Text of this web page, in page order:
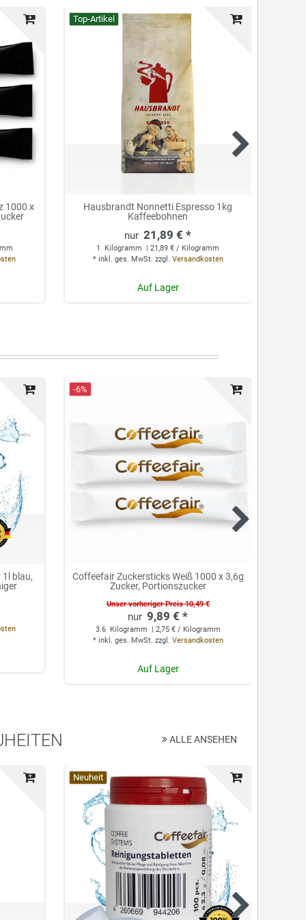
1000 x
Top-Artikel
Hausbrandt Nonnetti Espresso 1kg
Kaffeebohnen
21,89 € *
1 Kilogramm
| 21,89 € / Kilogramm
* inkl. ges. MwSt. zzgl. Versandkosten
Auf Lager
blau,
-6%
Coffeefair Zuckersticks Weiß 1000 x 3,6g
Zucker, Portionszucker
Unser vorheriger Preis 10,49 €
9,89 € *
3.6 Kilogramm
| 2,75 € / Kilogramm
* inkl. ges. MwSt. zzgl. Versandkosten
Auf Lager
Top-Artikel
ALLE ANSEHEN
Neuheit